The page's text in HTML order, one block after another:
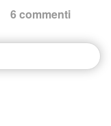
6 commenti